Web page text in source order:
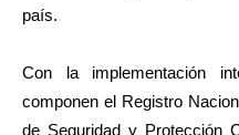
país.
Con la implementación
componen el Registro
de Seguridad y Protección